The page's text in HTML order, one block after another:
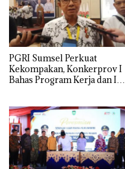
PGRI Sumsel Perkuat
Kekompakan, Konkerprov I
Bahas Program Kerja dan Isu